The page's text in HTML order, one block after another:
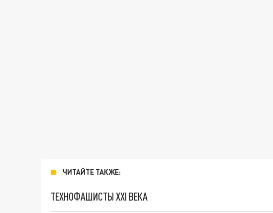
ЧИТАЙТЕ ТАКЖЕ:
ТЕХНОФАШИСТЫ XXI ВЕКА